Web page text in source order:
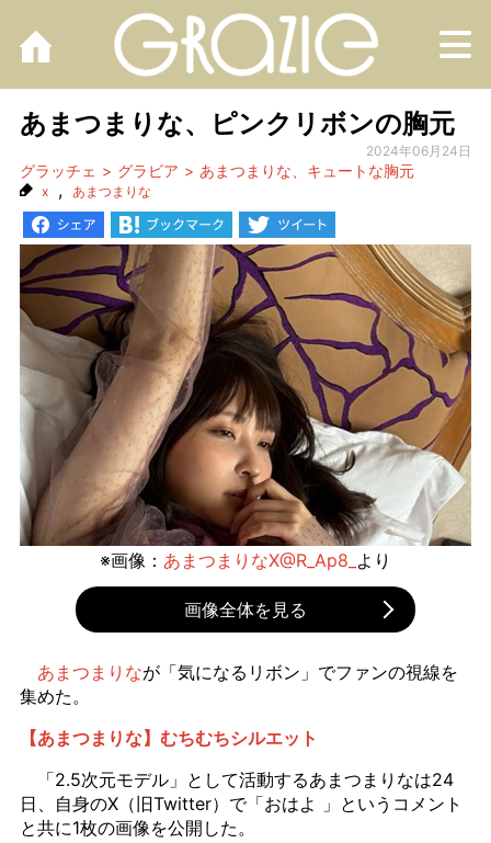
あまつまりな、ピンクリボンの胸元
2024年06月24日
グラッチェ グラビア あまつまりな、キュートな胸元
x , あまつまりな
※画像： あまつまりなX@R_Ap8_ より
画像全体を見る
あまつまりなが「気になるリボン」でファンの視線を
集めた。
【あまつまりな】むちむちシルエット
「2.5次元モデル」として活動するあまつまりなは24
日、自身のX（旧Twitter）で「おはよ 」というコメント
と共に1枚の画像を公開した。